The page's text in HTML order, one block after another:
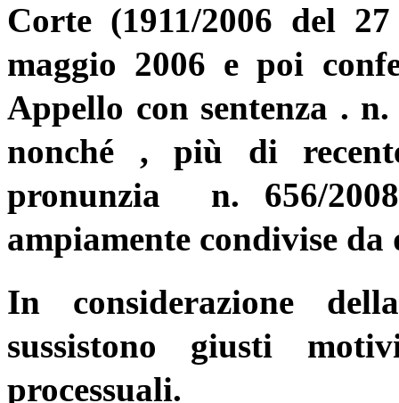
Corte (1911/2006 del
maggio 2006 e poi
Appello con sentenza .
nonché , più di
pronunzia n. 656/
ampiamente condivise da
In considerazione
sussistono giusti
processuali.